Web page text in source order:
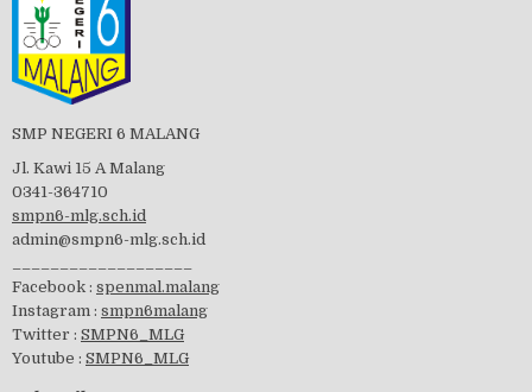
visitasi PPK 2019
GSF 2019
SMP NEGERI 6 MALANG
Jl. Kawi 15 A Malang
0341-364710
smpn6-mlg.sch.id
admin@smpn6-mlg.sch.id
Facebook : spenmal.malang
Instagram : smpn6malang
Twitter : SMPN6_MLG
Youtube : SMPN6_MLG